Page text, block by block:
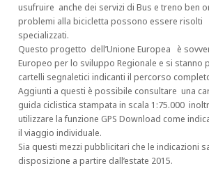
usufruire anche dei servizi di Bus e treno ben
problemi alla bicicletta possono essere risolti
specializzati.
Questo progetto dell’Unione Europea è
Europeo per lo sviluppo Regionale e si stanno
cartelli segnaletici indicanti il percorso
Aggiunti a questi è possibile consultare una
guida ciclistica stampata in scala 1:75.000
utilizzare la funzione GPS Download come
il viaggio individuale.
Sia questi mezzi pubblicitari che le indicazioni
disposizione a partire dall’estate 2015.